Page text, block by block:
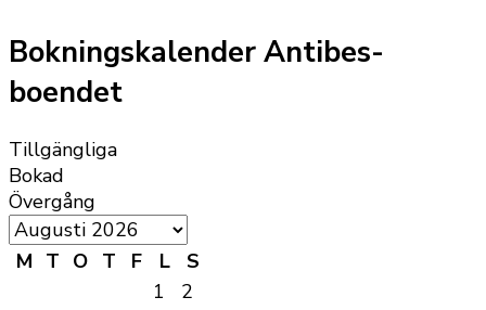
Bokningskalender Antibes-
boendet
Tillgängliga
Bokad
Övergång
M T O T F L
S
1
2